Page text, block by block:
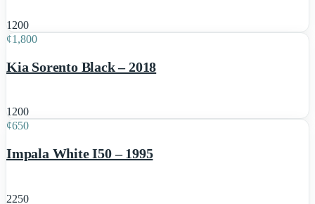
1200
Destacado
6
¢1,800
Kia Sorento Black – 2018
1200
Destacado
5
¢650
Impala White I50 – 1995
2250